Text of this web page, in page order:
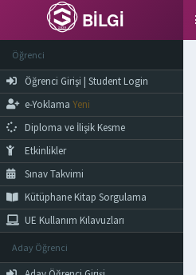
BİLGİ
Öğrenci
Öğrenci Girişi | Student Login
e-Yoklama Yeni
Diploma ve İlişik Kesme
Etkinlikler
Sınav Takvimi
Kütüphane Kitap Sorgulama
UE Kullanım Kılavuzları
Aday Öğrenci